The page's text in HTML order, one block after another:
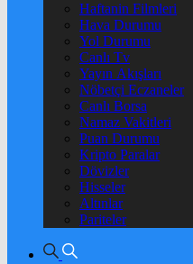
Haftanin Filmleri
Hava Durumu
Yol Durumu
Canlı Tv
Yayın Akışları
Nöbetçi Eczaneler
Canlı Borsa
Namaz Vakitleri
Puan Durumu
Kripto Paralar
Dövizler
Hisseler
Altınlar
Pariteler